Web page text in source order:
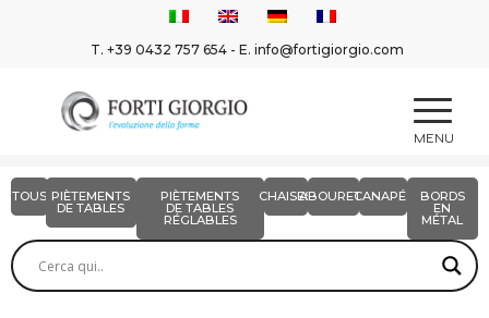
T.+39 0432 757 654 - E.info@fortigiorgio.com
TOUS PIÈTEMENTS
DE TABLES
PIÈTEMENTS
DE TABLES
RÉGLABLES
CHAISESABOURETSCANAPÉS BORDS
EN
MÉTAL